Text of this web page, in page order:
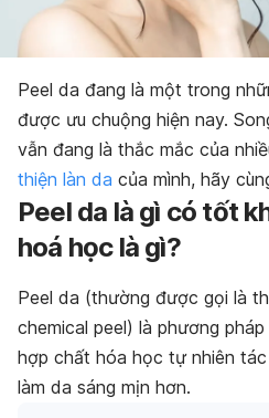
Peel da đang là một trong
được ưu chuộng hiện nay.
vẫn đang là thắc mắc của
thiện làn da của mình, hãy
Peel da là gì có tốt
hoá học là gì?
Peel da (thường được gọi là
chemical peel) là phương
hợp chất hóa học tự nhiên
làm da sáng mịn hơn.